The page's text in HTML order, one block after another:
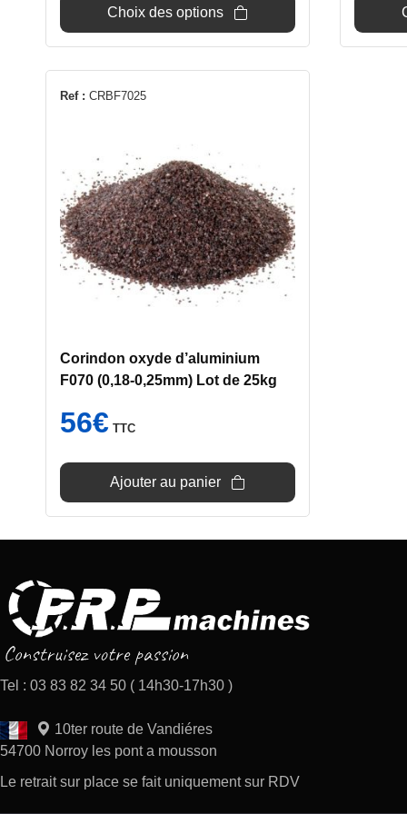
Choix des options
Ref : CRBF7025
Corindon oxyde d’aluminium
F070 (0,18-0,25mm) Lot de 25kg
56€ TTC
Ajouter au panier
Tel : 03 83 82 34 50 ( 14h30-17h30 )
10ter route de Vandiéres
54700 Norroy les pont a mousson
Le retrait sur place se fait uniquement sur RDV